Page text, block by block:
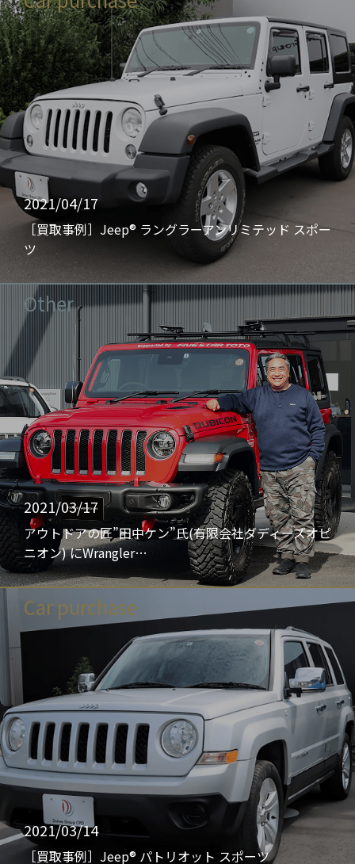
2021/04/17
［買取事例］Jeep® ラングラーアンリミテッド スポー
ツ
Other
2021/03/17
アウトドアの匠”田中ケン”氏(有限会社ダディーズオピ
ニオン) にWrangler…
Car purchase
2021/03/14
［買取事例］Jeep® パトリオット スポーツ